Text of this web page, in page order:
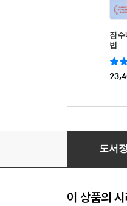
잠
법
잠수네 아이
도서
이 상품의